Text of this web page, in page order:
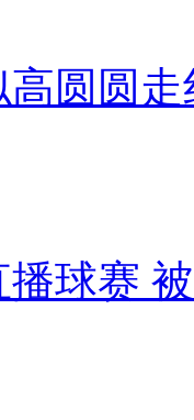
圆圆走
球赛